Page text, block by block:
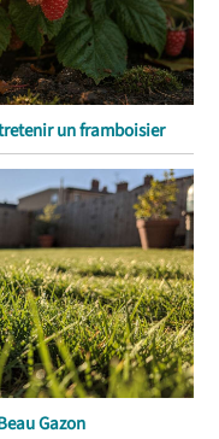
un framboisier
Gazon